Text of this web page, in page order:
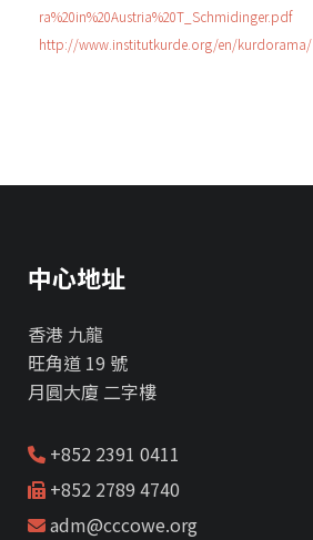
ra%20in%20Austria%20T_Schmidinger.pdf
http://www.institutkurde.org/en/kurdorama/
中心地址
香港 九龍
旺角道 19 號
月圓大廈 二字樓
+852 2391 0411
+852 2789 4740
adm@cccowe.org